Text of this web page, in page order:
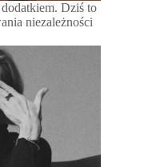
Dziś to
niezależności